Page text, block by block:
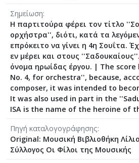
[Φάκελος] GR-As-
[Φάκελος] GR-As-
[Φάκελος] GR-As-
[Φάκελος] GR-As-
[Φάκελος] GR-As-
[Φάκελος] GR-As-
[Φάκελος] GR-As-
[Φάκελος] GR-As-
[Φάκελος] GR-As-
[Φάκελος] GR-As-
[Φάκελος] GR-As-
Σημείωση
Η παρτιτούρα φέρει τον τίτλο
ορχήστρα'', διότι, κατά τα
επρόκειτο να γίνει η 4η Σουΐτα.
εν μέρει και στους
όνομα ηρωίδας έργου. | The
No. 4, for orchestra'', because,
composer, it was intended to
It was also used in part in the
ISA is the name of the heroine of
Πηγή καταλογογράφησης
Original: Μουσική Βιβλιοθήκη
Σύλλογος Οι Φίλοι της Μουσικής